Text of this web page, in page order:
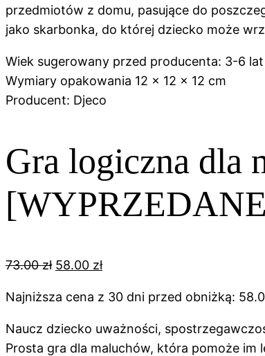
przedmiotów z domu, pasujące do
jako skarbonka, do której dziecko może
Wiek sugerowany przed producenta: 3-6 lat
Wymiary opakowania 12 x 12 x 12 cm
Producent: Djeco
Gra logiczna dla
73.00zł Pierwotna
wynosiła:
73.00 zł.
58.00 złAktualna
wynosi:
58.00 zł.
Najniższa cena z 30 dni przed obniżką:
Naucz dziecko uważności,
Prosta gra dla maluchów, która pomoże im